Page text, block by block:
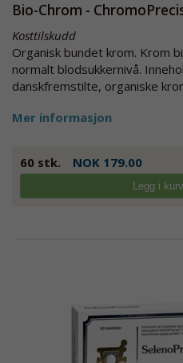
Bio-Chrom -
Kosttilskudd
Organisk bundet krom. Krom
normalt blodsukkernivå.
danskfremstilte, organiske
Mer informasjon
60 stk. NOK 179.00
Legg i